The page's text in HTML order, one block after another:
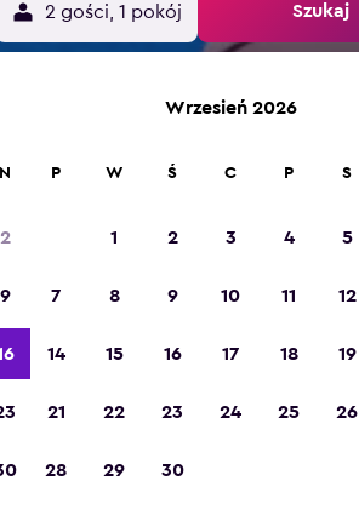
2 gości, 1 pokój Szukaj
N
2
9
Wrzesień 2026
P W Ś C P S
1 2 3 4 5
7 8 9 10 11 12
14 15 16 17 18 19
21 22 23 24 25 26
28 29 30